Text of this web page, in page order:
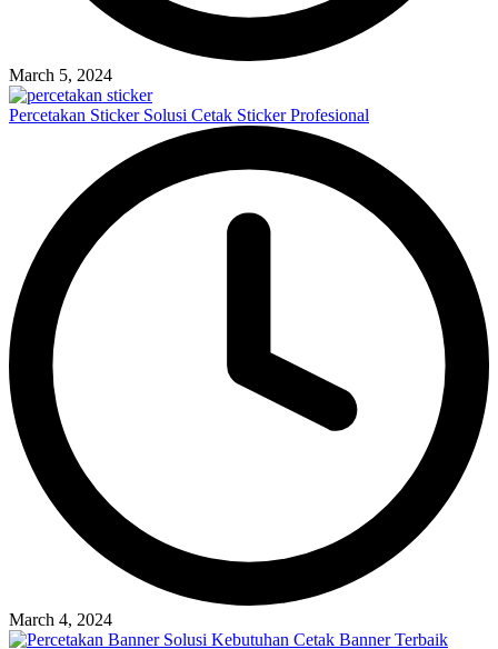
March 5, 2024
Percetakan Sticker Solusi Cetak Sticker Profesional
March 4, 2024